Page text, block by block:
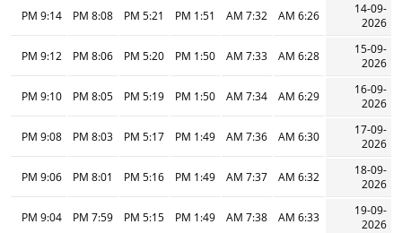
14-09-
2026
6:26 AM
7:32 AM
1:51 PM
5:21 PM
8:08 PM
9:14 PM
15-09-
2026
6:28 AM
7:33 AM
1:50 PM
5:20 PM
8:06 PM
9:12 PM
16-09-
2026
6:29 AM
7:34 AM
1:50 PM
5:19 PM
8:05 PM
9:10 PM
17-09-
2026
6:30 AM
7:36 AM
1:49 PM
5:17 PM
8:03 PM
9:08 PM
18-09-
2026
6:32 AM
7:37 AM
1:49 PM
5:16 PM
8:01 PM
9:06 PM
19-09-
2026
6:33 AM
7:38 AM
1:49 PM
5:15 PM
7:59 PM
9:04 PM